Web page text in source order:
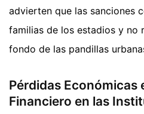
advierten que las sanciones
familias de los estadios y no
fondo de las pandillas
Pérdidas Económicas
Financiero en las